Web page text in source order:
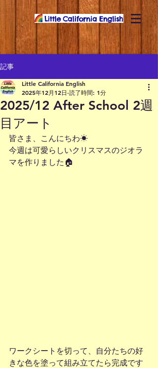
記事
2025/12 After School 2週
目アート
Little California English
2025年12月12日 読了時間: 1分
皆さま、こんにちわ☀
今週は可愛らしいクリスマスのジオラ
マを作りました🏠
ワークシートを切って、自分たちの好
きな色を塗って組み立てたら完成です